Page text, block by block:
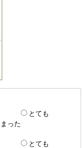
とても
まった
とても